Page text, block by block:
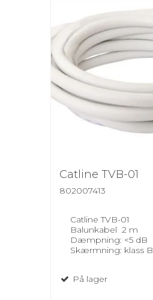
Catline TVB-01
802007413
Catline TVB-01
Balunkabel 2 m
Dæmpning: <5 dB
Skærmning: klass B
På lager